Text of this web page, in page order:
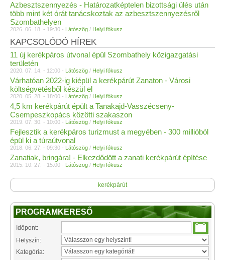
Azbesztszennyezés - Határozatképtelen bizottsági ülés után
több mint két órát tanácskoztak az azbesztszennyezésről
Szombathelyen
2026. 06. 18. - 19:30 - Látószög / Helyi fókusz
KAPCSOLÓDÓ HÍREK
11 új kerékpáros útvonal épül Szombathely közigazgatási
területén
2020. 07. 14. - 12:00 - Látószög / Helyi fókusz
Várhatóan 2022-ig kiépül a kerékpárút Zanaton - Városi
költségvetésből készül el
2020. 05. 28. - 18:00 - Látószög / Helyi fókusz
4,5 km kerékpárút épült a Tanakajd-Vasszécseny-
Csempeszkopács közötti szakaszon
2019. 07. 30. - 10:00 - Látószög / Helyi fókusz
Fejlesztik a kerékpáros turizmust a megyében - 300 millióból
épül ki a túraútvonal
2018. 06. 27. - 09:30 - Látószög / Helyi fókusz
Zanatiak, bringára! - Elkezdődött a zanati kerékpárút építése
2015. 10. 27. - 15:00 - Látószög / Helyi fókusz
kerékpárút
PROGRAMKERESŐ
Időpont:
Helyszín:
Kategória: